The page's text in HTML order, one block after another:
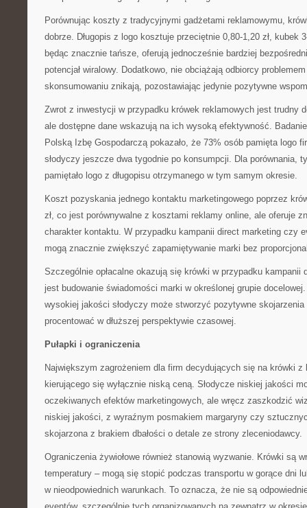
Porównując koszty z tradycyjnymi gadżetami reklamowymu,
dobrze. Długopis z logo kosztuje przeciętnie 0,80-1,20 zł, kubek
będąc znacznie tańsze, oferują jednocześnie bardziej
potencjał wiralowy. Dodatkowo, nie obciążają odbiorcy
skonsumowaniu znikają, pozostawiając jedynie pozytywne
Zwrot z inwestycji w przypadku krówek reklamowych jest trudny
ale dostępne dane wskazują na ich wysoką efektywność.
Polską Izbę Gospodarczą pokazało, że 73% osób pamięta logo
słodyczy jeszcze dwa tygodnie po konsumpcji. Dla porównania,
pamiętało logo z długopisu otrzymanego w tym samym okresie.
Koszt pozyskania jednego kontaktu marketingowego poprzez
zł, co jest porównywalne z kosztami reklamy online, ale oferuje
charakter kontaktu. W przypadku kampanii direct marketing czy
mogą znacznie zwiększyć zapamiętywanie marki bez
Szczególnie opłacalne okazują się krówki w przypadku kampanii
jest budowanie świadomości marki w określonej grupie
wysokiej jakości słodyczy może stworzyć pozytywne
procentować w dłuższej perspektywie czasowej.
Pułapki i ograniczenia
Największym zagrożeniem dla firm decydujących się na krówki z
kierującego się wyłącznie niską ceną. Słodycze niskiej jakości
oczekiwanych efektów marketingowych, ale wręcz zaszkodzić
niskiej jakości, z wyraźnym posmakiem margaryny czy
skojarzona z brakiem dbałości o detale ze strony zleceniodawcy.
Ograniczenia żywiołowe również stanowią wyzwanie. Krówki są
temperatury – mogą się stopić podczas transportu w gorące dni
w nieodpowiednich warunkach. To oznacza, że nie są